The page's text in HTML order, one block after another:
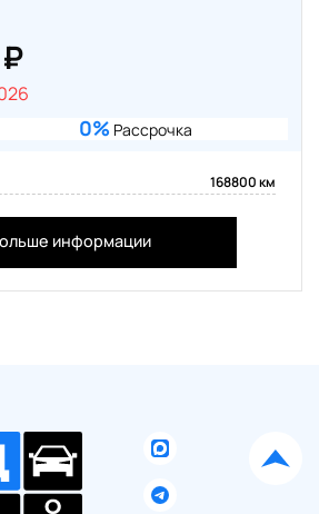
0% Рассрочка
168800 км
информации